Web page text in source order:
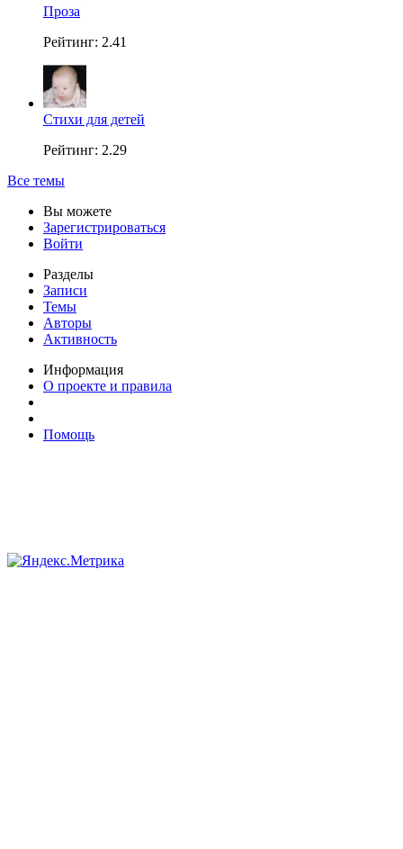
Проза
Рейтинг: 2.41
Стихи для детей
Рейтинг: 2.29
Все темы
Вы можете
Зарегистрироваться
Войти
Разделы
Записи
Темы
Авторы
Активность
Информация
О проекте и правила
Помощь